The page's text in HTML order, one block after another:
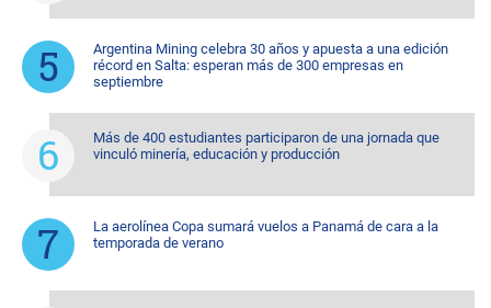
Argentina Mining celebra 30 años y apuesta a una edición
récord en Salta: esperan más de 300 empresas en
septiembre
Más de 400 estudiantes participaron de una jornada que
vinculó minería, educación y producción
La aerolínea Copa sumará vuelos a Panamá de cara a la
temporada de verano